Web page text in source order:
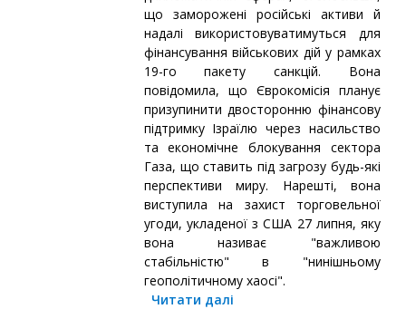
що заморожені російські активи й
надалі використовуватимуться для
фінансування військових дій у рамках
19-го пакету санкцій. Вона
повідомила, що Єврокомісія планує
призупинити двосторонню фінансову
підтримку Ізраїлю через насильство
та економічне блокування сектора
Газа, що ставить під загрозу будь-які
перспективи миру. Нарешті, вона
виступила на захист торговельної
угоди, укладеної з США 27 липня, яку
вона називає "важливою
стабільністю" в "нинішньому
геополітичному хаосі".
Читати далі